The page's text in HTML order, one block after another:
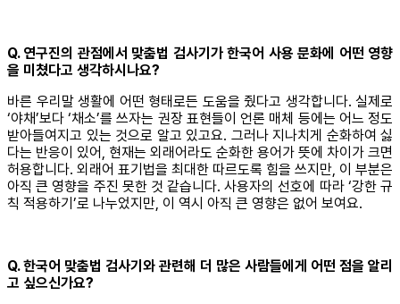
Q. 연구진의 관점에서 맞춤법 검사기가 한국어 사용 문화에 어떤 영향
을 미쳤다고 생각하시나요?
바른 우리말 생활에 어떤 형태로든 도움을 줬다고 생각합니다. 실제로
‘야채’보다 ‘채소’를 쓰자는 권장 표현들이 언론 매체 등에는 어느 정도
받아들여지고 있는 것으로 알고 있고요. 그러나 지나치게 순화하여 싫
다는 반응이 있어, 현재는 외래어라도 순화한 용어가 뜻에 차이가 크면
허용합니다. 외래어 표기법을 최대한 따르도록 힘을 쓰지만, 이 부분은
아직 큰 영향을 주진 못한 것 같습니다. 사용자의 선호에 따라 ‘강한 규
칙 적용하기’로 나누었지만, 이 역시 아직 큰 영향은 없어 보여요.
Q. 한국어 맞춤법 검사기와 관련해 더 많은 사람들에게 어떤 점을 알리
고 싶으신가요?